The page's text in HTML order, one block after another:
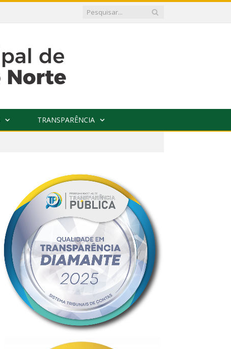
TRANSPARÊNCIA